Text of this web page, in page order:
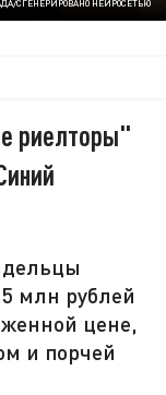
СГЕНЕРИРОВАНО НЕЙРОСЕТЬЮ
риелторы"
млн рублей
цене,
и порчей